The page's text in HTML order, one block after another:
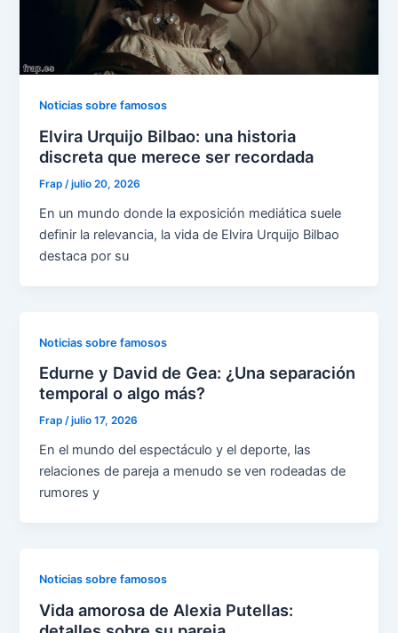
Noticias sobre famosos
Elvira Urquijo Bilbao: una historia
discreta que merece ser recordada
Frap/julio 20, 2026
En un mundo donde la exposición mediática suele
definir la relevancia, la vida de Elvira Urquijo Bilbao
destaca por su
Noticias sobre famosos
Edurne y David de Gea: ¿Una separación
temporal o algo más?
Frap/julio 17, 2026
En el mundo del espectáculo y el deporte, las
relaciones de pareja a menudo se ven rodeadas de
rumores y
Noticias sobre famosos
Vida amorosa de Alexia Putellas: